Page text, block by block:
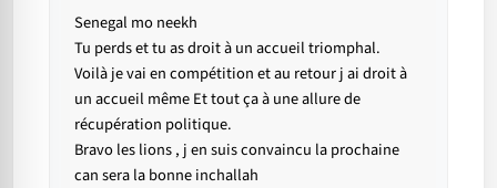
Senegal mo neekh
Tu perds et tu as droit à un accueil triomphal.
Voilà je vai en compétition et au retour j ai droit à
un accueil même Et tout ça à une allure de
récupération politique.
Bravo les lions , j en suis convaincu la prochaine
can sera la bonne inchallah